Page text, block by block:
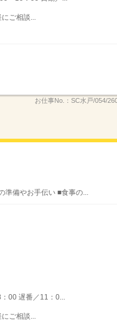
ご相談...
お仕事No.： SC水戸/054/
備やお手伝い ■食事の...
遅番／11：0...
ご相談...